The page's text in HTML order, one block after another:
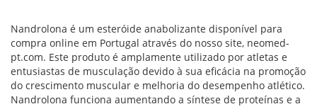
Nandrolona é um esteróide anabolizante disponível para
compra online em Portugal através do nosso site, neomed-
pt.com. Este produto é amplamente utilizado por atletas e
entusiastas de musculação devido à sua eficácia na promoção
do crescimento muscular e melhoria do desempenho atlético.
Nandrolona funciona aumentando a síntese de proteínas e a